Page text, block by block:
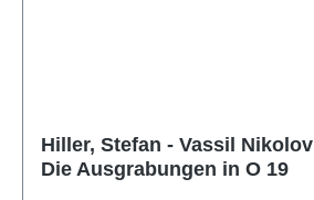
Hiller, Stefan - Vassil Nikolov - Karanovo 2 -
Die Ausgrabungen in O 19